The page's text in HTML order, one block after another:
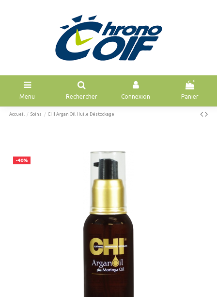
Menu Rechercher Connexion
0
Panier
Accueil Soins CHI Argan Oil Huile Déstockage
-40%